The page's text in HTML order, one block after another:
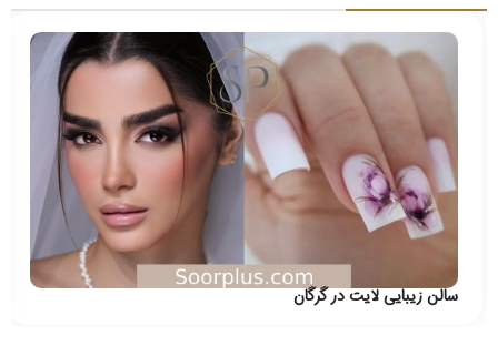
سالن زیبایی لایت در گرگان